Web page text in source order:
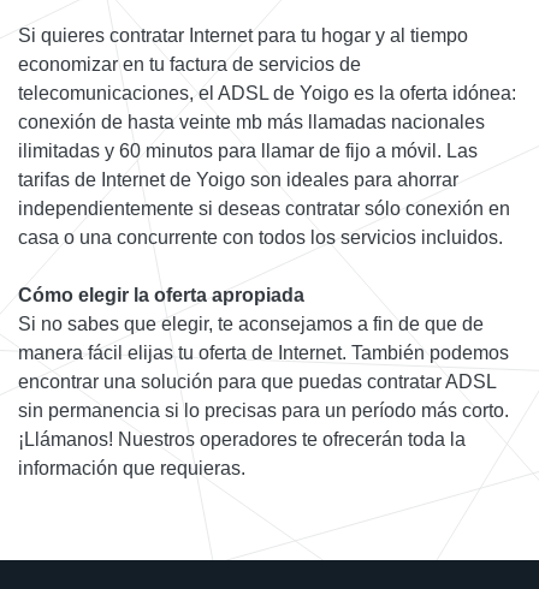
Si quieres contratar Internet para tu hogar y al tiempo
economizar en tu factura de servicios de
telecomunicaciones, el ADSL de Yoigo es la oferta idónea:
conexión de hasta veinte mb más llamadas nacionales
ilimitadas y 60 minutos para llamar de fijo a móvil. Las
tarifas de Internet de Yoigo son ideales para ahorrar
independientemente si deseas contratar sólo conexión en
casa o una concurrente con todos los servicios incluidos.
Cómo elegir la oferta apropiada
Si no sabes que elegir, te aconsejamos a fin de que de
manera fácil elijas tu oferta de Internet. También podemos
encontrar una solución para que puedas contratar ADSL
sin permanencia si lo precisas para un período más corto.
¡Llámanos! Nuestros operadores te ofrecerán toda la
información que requieras.